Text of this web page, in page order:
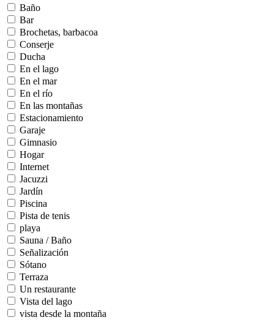
Baño
Bar
Brochetas, barbacoa
Conserje
Ducha
En el lago
En el mar
En el río
En las montañas
Estacionamiento
Garaje
Gimnasio
Hogar
Internet
Jacuzzi
Jardín
Piscina
Pista de tenis
playa
Sauna / Baño
Señalización
Sótano
Terraza
Un restaurante
Vista del lago
vista desde la montaña